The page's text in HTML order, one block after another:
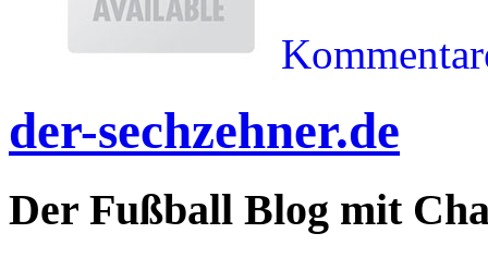
der-sechzehner.de
Der Fußball Blog mit